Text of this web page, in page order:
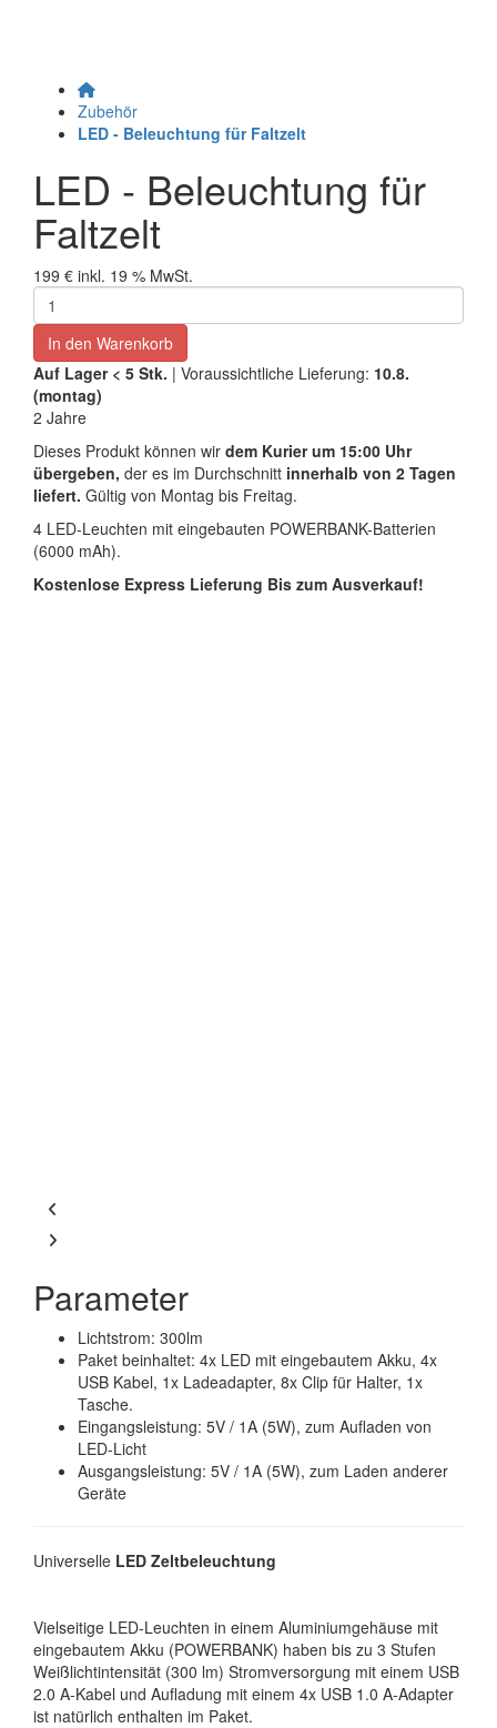
Zubehör
LED - Beleuchtung für Faltzelt
LED - Beleuchtung für
Faltzelt
199 € inkl. 19 % MwSt.
In den Warenkorb
Auf Lager < 5 Stk. | Voraussichtliche Lieferung: 10.8.
(montag)
2 Jahre
Dieses Produkt können wir dem Kurier um 15:00 Uhr
übergeben, der es im Durchschnitt innerhalb von 2 Tagen
liefert. Gültig von Montag bis Freitag.
4 LED-Leuchten mit eingebauten POWERBANK-Batterien
(6000 mAh).
Kostenlose Express Lieferung Bis zum Ausverkauf!
Parameter
Lichtstrom: 300lm
Paket beinhaltet: 4x LED mit eingebautem Akku, 4x
USB Kabel, 1x Ladeadapter, 8x Clip für Halter, 1x
Tasche.
Eingangsleistung: 5V / 1A (5W), zum Aufladen von
LED-Licht
Ausgangsleistung: 5V / 1A (5W), zum Laden anderer
Geräte
Universelle LED Zeltbeleuchtung
Vielseitige LED-Leuchten in einem Aluminiumgehäuse mit
eingebautem Akku (POWERBANK) haben bis zu 3 Stufen
Weißlichtintensität (300 lm) Stromversorgung mit einem USB
2.0 A-Kabel und Aufladung mit einem 4x USB 1.0 A-Adapter
ist natürlich enthalten im Paket.